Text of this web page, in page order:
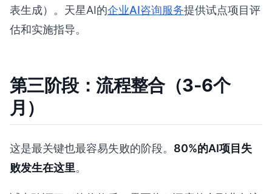
表生成）。天星AI的企业AI咨询服务提供试点项目评
估和实施指导。
第三阶段：流程整合（3-6个
月）
这是最关键也最容易失败的阶段。 80%的AI项目失
败发生在这里。